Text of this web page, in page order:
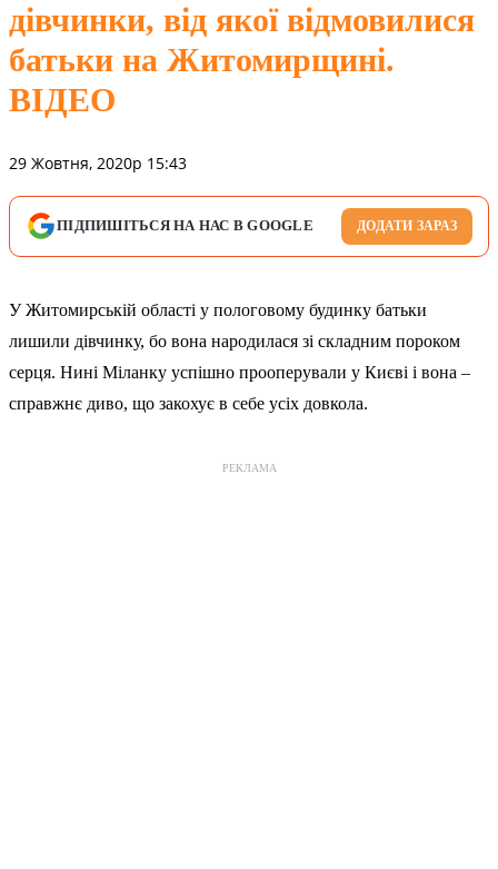
дівчинки, від якої відмовилися
батьки на Житомирщині.
ВІДЕО
29 Жовтня, 2020р 15:43
ПІДПИШІТЬСЯ НА НАС В GOOGLE ДОДАТИ ЗАРАЗ
У Житомирській області у пологовому будинку батьки
лишили дівчинку, бо вона народилася зі складним пороком
серця. Нині Міланку успішно прооперували у Києві і вона –
справжнє диво, що закохує в себе усіх довкола.
РЕКЛАМА